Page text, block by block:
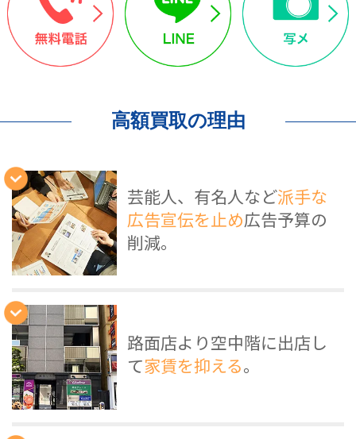
高額買取の理由
芸能人、有名人など派手な
広告宣伝を止め広告予算の
削減。
路面店より空中階に出店し
て家賃を抑える。